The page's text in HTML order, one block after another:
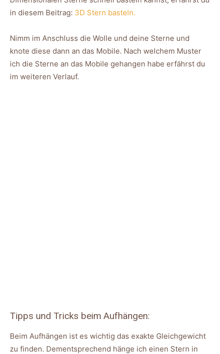
in diesem Beitrag: 3D Stern basteln.
Nimm im Anschluss die Wolle und deine Sterne und
knote diese dann an das Mobile. Nach welchem Muster
ich die Sterne an das Mobile gehangen habe erfährst du
im weiteren Verlauf.
Tipps und Tricks beim Aufhängen:
Beim Aufhängen ist es wichtig das exakte Gleichgewicht
zu finden. Dementsprechend hänge ich einen Stern in